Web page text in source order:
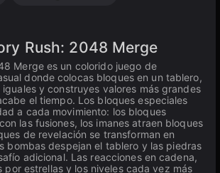
Rush: 2048 Merge
Merge es un colorido juego de
donde colocas bloques en un tablero,
iguales y construyes valores más grandes
el tiempo. Los bloques especiales
a cada movimiento: los bloques
las fusiones, los imanes atraen bloques
de revelación se transforman en
bombas despejan el tablero y las piedras
adicional. Las reacciones en cadena,
por estrellas y los niveles cada vez más